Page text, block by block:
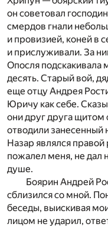
он советовал
смердов гнали
и провизией, коней в
и прислуживали. За
Опосля подскакивала
десять. Старый вой,
еще отцу Андрея
Юричу как себе.
они друг друга щитом
отводили
Назар являлся
пожалел меня, не дал
душе.
Боярин Андрей
сблизился со мной.
беседы, выискивая
лицом не ударил,